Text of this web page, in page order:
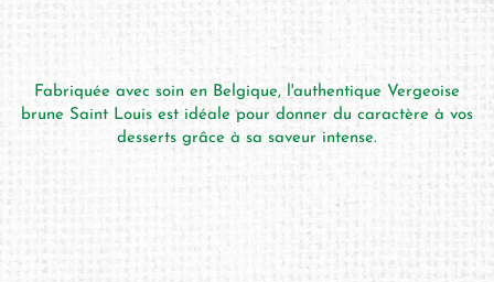
Fabriquée avec soin en Belgique, l'authentique Vergeoise
brune Saint Louis est idéale pour donner du caractère à vos
desserts grâce à sa saveur intense.